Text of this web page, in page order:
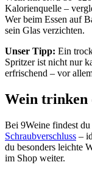
Kalorienquelle –
Wer beim Essen auf
sein Glas verzichten.
Unser Tipp: Ein
Spritzer ist nicht nur
erfrischend – vor
Wein trinken
Bei 9Weine findest
Schraubverschluss –
du besonders leichte
im Shop weiter.